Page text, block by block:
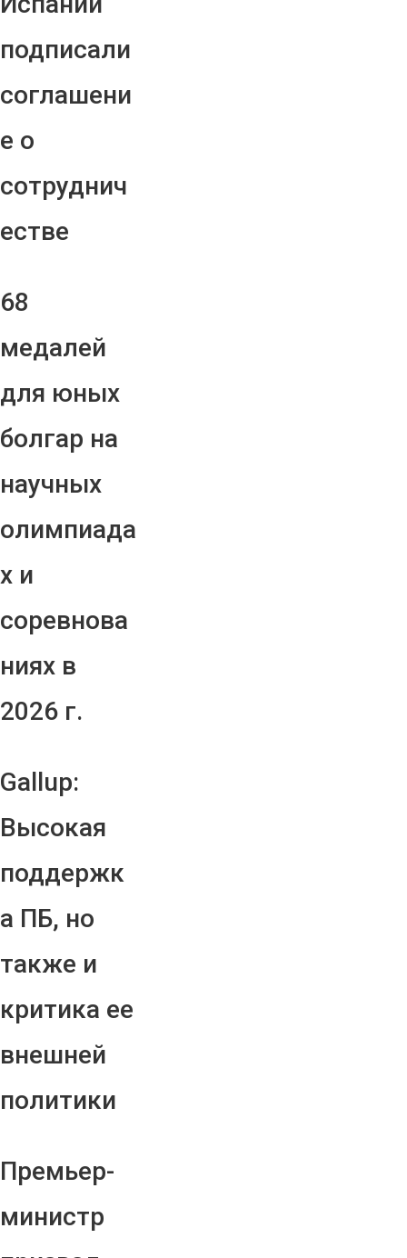
подписали
соглашени
е о
сотруднич
естве
68
медалей
для юных
болгар на
научных
олимпиада
х и
соревнова
ниях в
2026 г.
Gallup:
Высокая
поддержк
а ПБ, но
также и
критика ее
внешней
политики
Премьер-
министр